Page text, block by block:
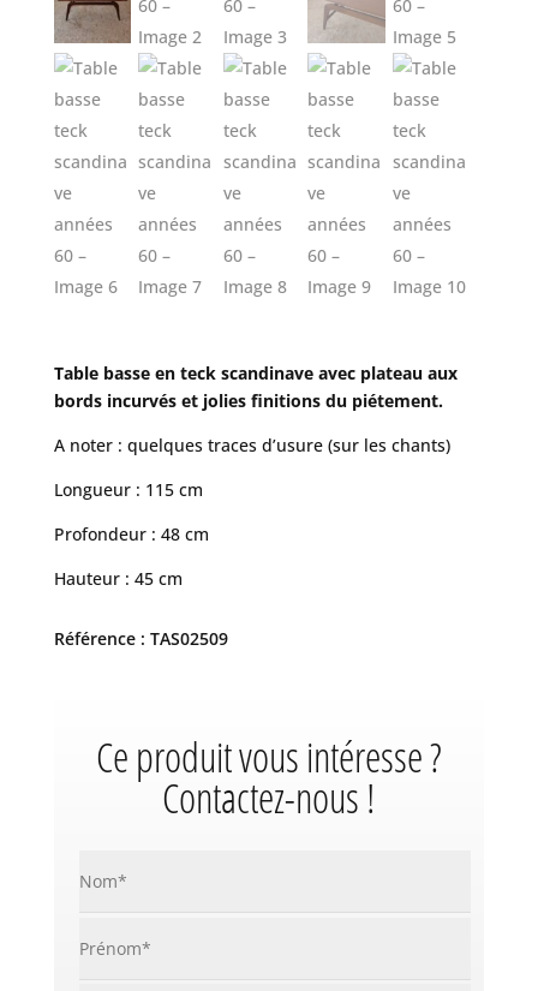
Table basse en teck scandinave avec plateau aux
bords incurvés et jolies finitions du piétement.
A noter : quelques traces d’usure (sur les chants)
Longueur : 115 cm
Profondeur : 48 cm
Hauteur : 45 cm
Référence : TAS02509
Ce produit vous intéresse ?
Contactez-nous !